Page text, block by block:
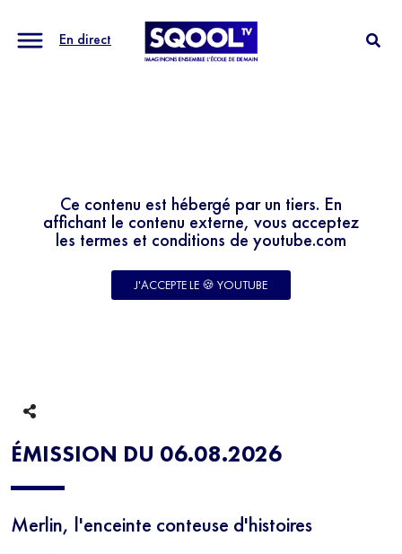
En direct
Ce contenu est hébergé par un tiers. En
affichant le contenu externe, vous acceptez
les termes et conditions de youtube.com
J'ACCEPTE LE 🍪 YOUTUBE
ÉMISSION DU 06.08.2026
Merlin, l'enceinte conteuse d'histoires